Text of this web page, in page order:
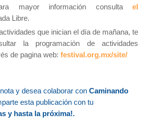
mayor información consulta
el
Libre.
que inician el día de mañana, te
la programación de actividades
de pagina web: festival.org.mx/site/
y desea colaborar con Caminando
esta publicación con tu
y hasta la próxima!.